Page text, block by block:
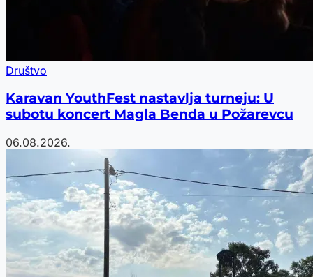
Društvo
Karavan YouthFest nastavlja turneju: U
subotu koncert Magla Benda u Požarevcu
06.08.2026.